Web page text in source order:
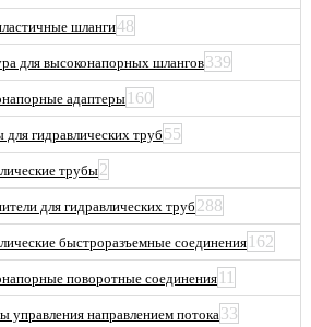
шланги48
для высоконапорных шлангов339
адаптеры 160
гидравлических труб55
трубы2
для гидравлических труб 288
быстроразъемные соединения 162
поворотные соединения 11
управления направлением потока 33